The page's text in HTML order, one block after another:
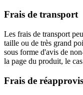
Frais de transport
Les frais de transport
taille ou de très grand
sous forme d'avis de
la page du produit, le
Frais de